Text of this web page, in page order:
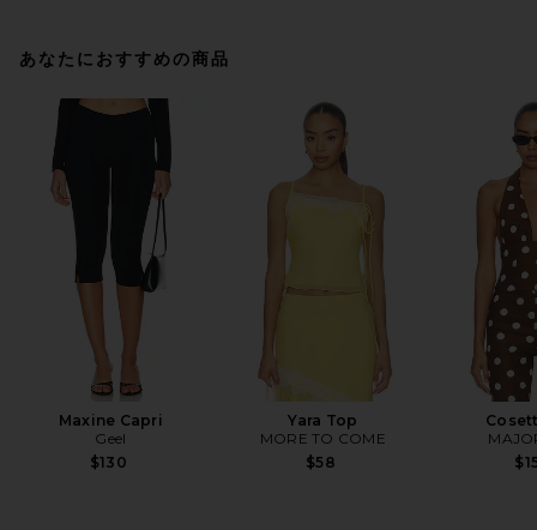
あなたにおすすめの商品
Maxine Capri
Geel
$130
Yara Top
MORE TO COME
$58